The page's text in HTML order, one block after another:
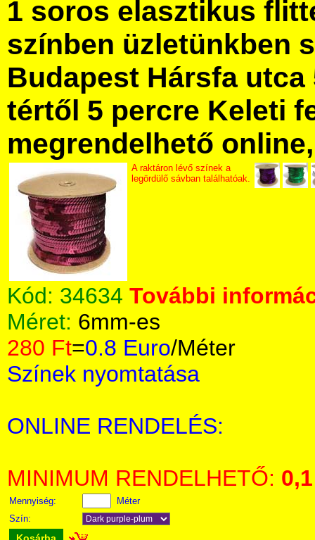
1 soros elasztikus
színben üzletünkben
Budapest Hársfa utca
tértől 5 percre Keleti
megrendelhető
A raktáron lévő színek a
legördülő sávban találhatóak.
Kód: 34634 További
Méret: 6mm-es
280 Ft=0.8 Euro/Méter
Színek nyomtatása
ONLINE RENDELÉS:
MINIMUM RENDELHETŐ: 0,1
Mennyiség:
Méter
Szín: